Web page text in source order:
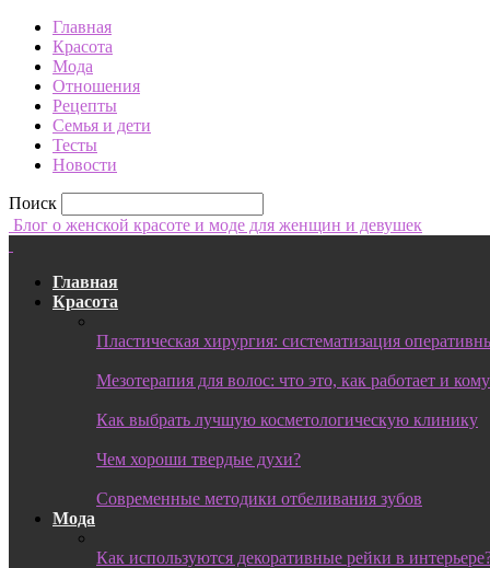
Главная
Красота
Мода
Отношения
Рецепты
Семья и дети
Тесты
Новости
Поиск
Блог о женской красоте и моде для женщин и девушек
Главная
Красота
Пластическая хирургия: систематизация
Мезотерапия для волос: что это, как работает и
Как выбрать лучшую косметологическую клинику
Чем хороши твердые духи?
Современные методики отбеливания зубов
Мода
Как используются декоративные рейки в